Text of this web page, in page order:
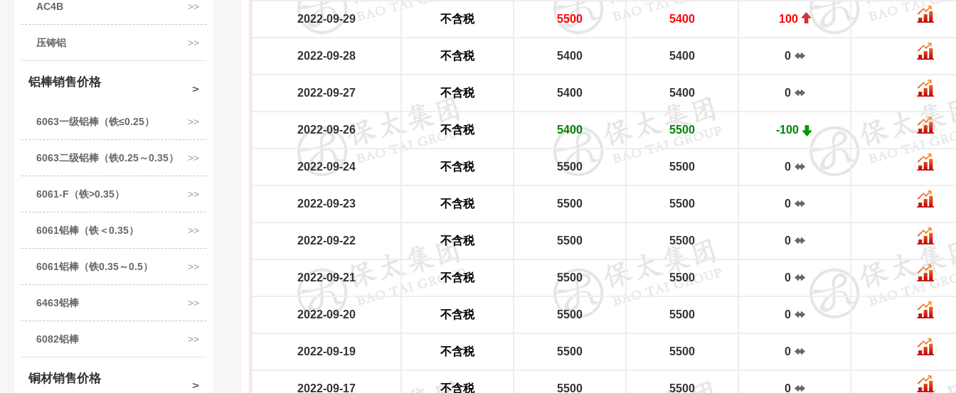
AC4B
压铸铝
铝棒销售价格
6063一级铝棒（铁≤0.25）
6063二级铝棒（铁0.25～0.35）
6061-F（铁>0.35）
6061铝棒（铁＜0.35）
6061铝棒（铁0.35～0.5）
6463铝棒
6082铝棒
铜材销售价格
2022-09-29 不含税 5500 5400 100
2022-09-28 不含税 5400 5400 0
2022-09-27 不含税 5400 5400 0
2022-09-26 不含税 5400 5500 -100
2022-09-24 不含税 5500 5500 0
2022-09-23 不含税 5500 5500 0
2022-09-22 不含税 5500 5500 0
2022-09-21 不含税 5500 5500 0
2022-09-20 不含税 5500 5500 0
2022-09-19 不含税 5500 5500 0
2022-09-17 不含税 5500 5500 0